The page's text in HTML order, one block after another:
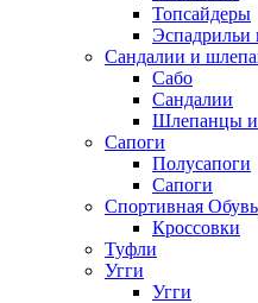
Топсайдеры
Сандалии и
Сабо
Сандалии
Шлепанцы и
Сапоги
Полусапоги
Сапоги
Спортивная Обувь
Кроссовки
Туфли
Угги
Угги